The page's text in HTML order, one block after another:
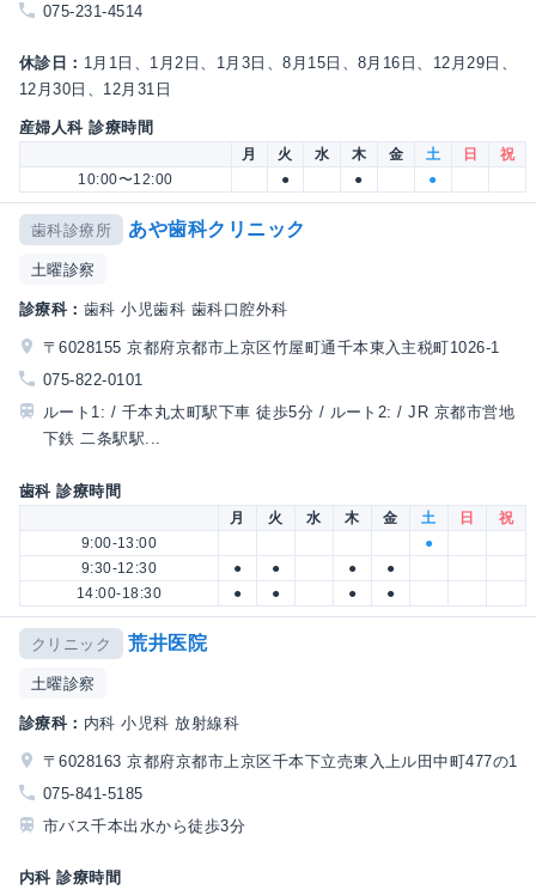
075-231-4514
休診日： 1月1日、1月2日、1月3日、8月15日、8月16日、12月29日、
12月30日、12月31日
産婦人科 診療時間
月 火 水 木 金 土 日
祝
10:00〜12:00
● ● ●
歯科診療所 あや歯科クリニック
土曜診察
診療科： 歯科 小児歯科 歯科口腔外科
〒6028155 京都府京都市上京区竹屋町通千本東入主税町1026-1
075-822-0101
ルート1: / 千本丸太町駅下車 徒歩5分 / ルート2: / JR 京都市営地
下鉄 二条駅駅...
歯科 診療時間
月 火 水 木 金 土 日
祝
9:00-13:00
●
9:30-12:30
● ● ●
●
14:00-18:30
● ● ● ●
クリニック 荒井医院
土曜診察
診療科： 内科 小児科 放射線科
〒6028163 京都府京都市上京区千本下立売東入上ル田中町477の1
075-841-5185
市バス千本出水から徒歩3分
内科 診療時間